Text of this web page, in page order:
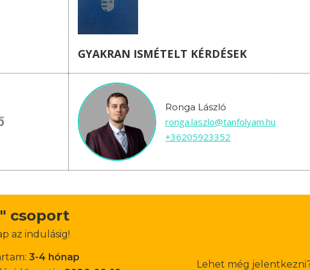
GYAKRAN ISMÉTELT KÉRDÉSEK
Ronga László
ronga.laszlo@tanfolyam.hu
+36205923352
csoport
az indulásig!
3-4 hónap
Lehet még